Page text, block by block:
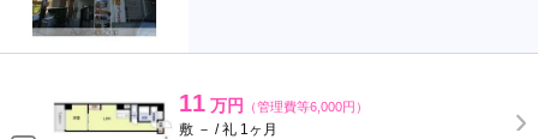
11 万円 （管理費等6,000円）
敷 － / 礼 1ヶ月